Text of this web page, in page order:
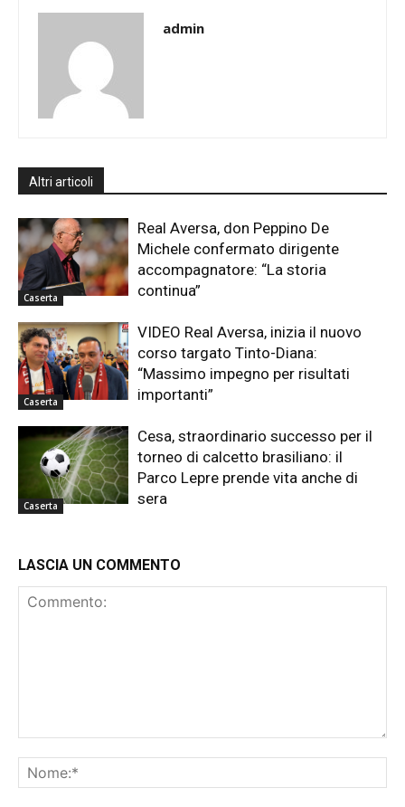
admin
Altri articoli
Caserta
Real Aversa, don Peppino De
Michele confermato dirigente
accompagnatore: “La storia
continua”
Caserta
VIDEO Real Aversa, inizia il nuovo
corso targato Tinto-Diana:
“Massimo impegno per risultati
importanti”
Caserta
Cesa, straordinario successo per il
torneo di calcetto brasiliano: il
Parco Lepre prende vita anche di
sera
LASCIA UN COMMENTO